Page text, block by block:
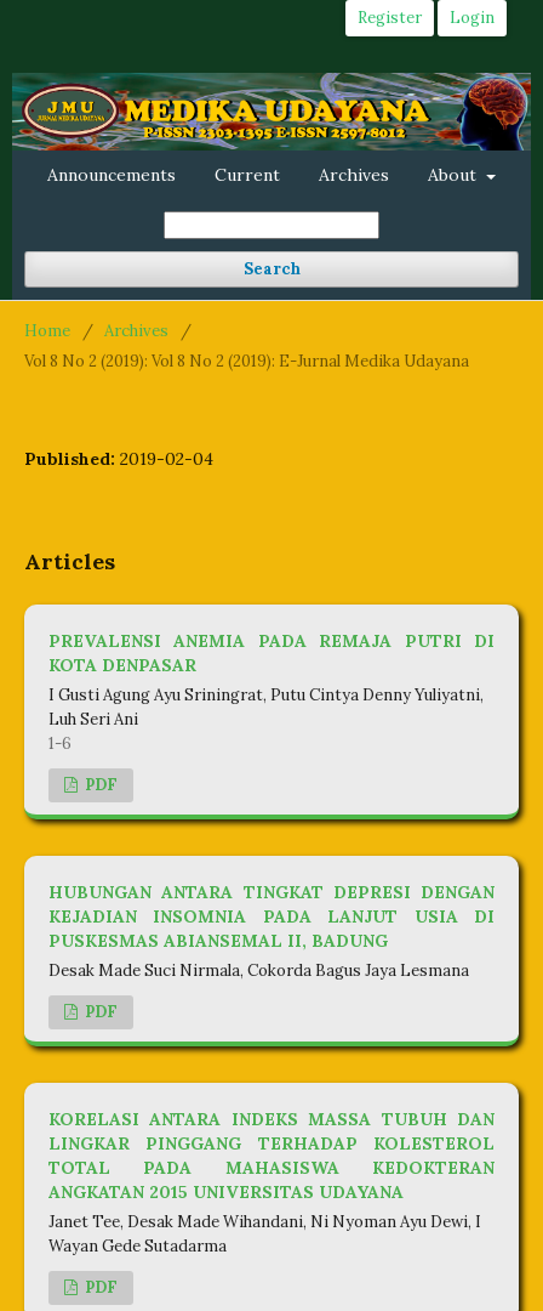
Announcements Current Archives About
Search
Register Login
Home / Archives
/
Vol 8 No 2 (2019): Vol 8 No 2 (2019): E-Jurnal Medika Udayana
Published: 2019-02-04
Articles
PREVALENSI ANEMIA PADA REMAJA PUTRI DI
KOTA DENPASAR
I Gusti Agung Ayu Sriningrat, Putu Cintya Denny Yuliyatni,
Luh Seri Ani
1-6
PDF
HUBUNGAN ANTARA TINGKAT DEPRESI DENGAN
KEJADIAN INSOMNIA PADA LANJUT USIA DI
PUSKESMAS ABIANSEMAL II, BADUNG
Desak Made Suci Nirmala, Cokorda Bagus Jaya Lesmana
PDF
KORELASI ANTARA INDEKS MASSA TUBUH DAN
LINGKAR PINGGANG TERHADAP KOLESTEROL
TOTAL PADA MAHASISWA KEDOKTERAN
ANGKATAN 2015 UNIVERSITAS UDAYANA
Janet Tee, Desak Made Wihandani, Ni Nyoman Ayu Dewi, I
Wayan Gede Sutadarma
PDF